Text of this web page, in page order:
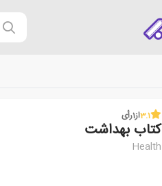
3.1از1رأی
کتاب بهداشت
Health